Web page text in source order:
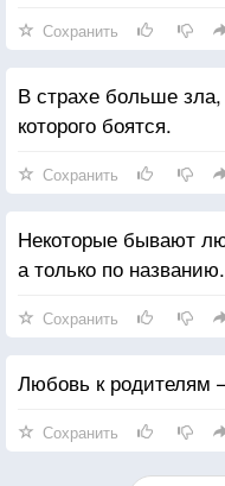
Сохранить
В страхе больше
которого боятся.
Сохранить
Некоторые бывают
а только по названию.
Сохранить
Любовь к родителям
Сохранить